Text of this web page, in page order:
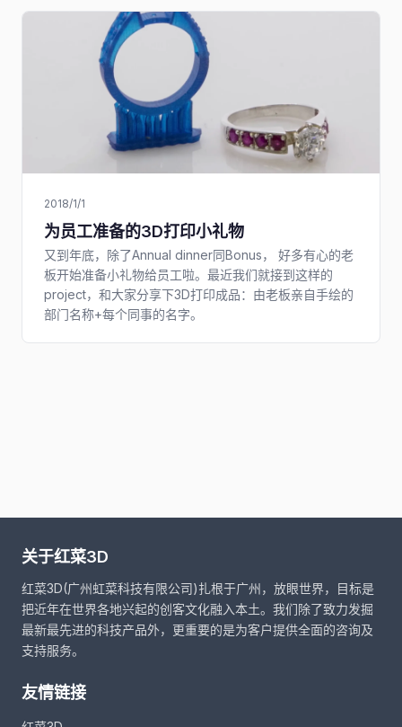
2018/1/1
为员工准备的3D打印小礼物
又到年底，除了Annual dinner同Bonus， 好多有心的老
板开始准备小礼物给员工啦。最近我们就接到这样的
project，和大家分享下3D打印成品：由老板亲自手绘的
部门名称+每个同事的名字。
关于红菜3D
红菜3D(广州虹菜科技有限公司)扎根于广州，放眼世界，目标是
把近年在世界各地兴起的创客文化融入本土。我们除了致力发掘
最新最先进的科技产品外，更重要的是为客户提供全面的咨询及
支持服务。
友情链接